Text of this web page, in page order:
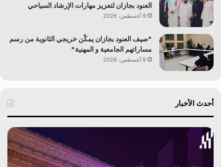
العنود بجازان لتعزيز مهارات الإرشاد السياحي
9 أغسطس، 2026
*صيف العنود بجازان يمكّن خريجي الثانوية من رسم
مساراتهم الجامعية و المهنية*
9 أغسطس، 2026
أحدث الأخبار